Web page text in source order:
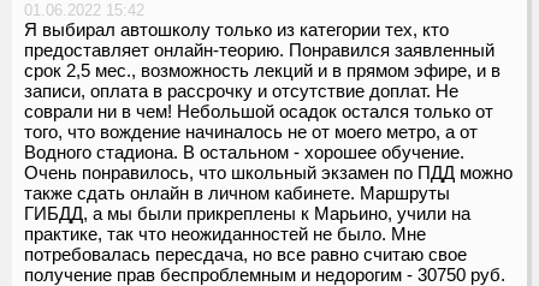
01.06.2022 15:42
Я выбирал автошколу только из категории тех, кто
предоставляет онлайн-теорию. Понравился заявленный
срок 2,5 мес., возможность лекций и в прямом эфире, и в
записи, оплата в рассрочку и отсутствие доплат. Не
соврали ни в чем! Небольшой осадок остался только от
того, что вождение начиналось не от моего метро, а от
Водного стадиона. В остальном - хорошее обучение.
Очень понравилось, что школьный экзамен по ПДД можно
также сдать онлайн в личном кабинете. Маршруты
ГИБДД, а мы были прикреплены к Марьино, учили на
практике, так что неожиданностей не было. Мне
потребовалась пересдача, но все равно считаю свое
получение прав беспроблемным и недорогим - 30750 руб.